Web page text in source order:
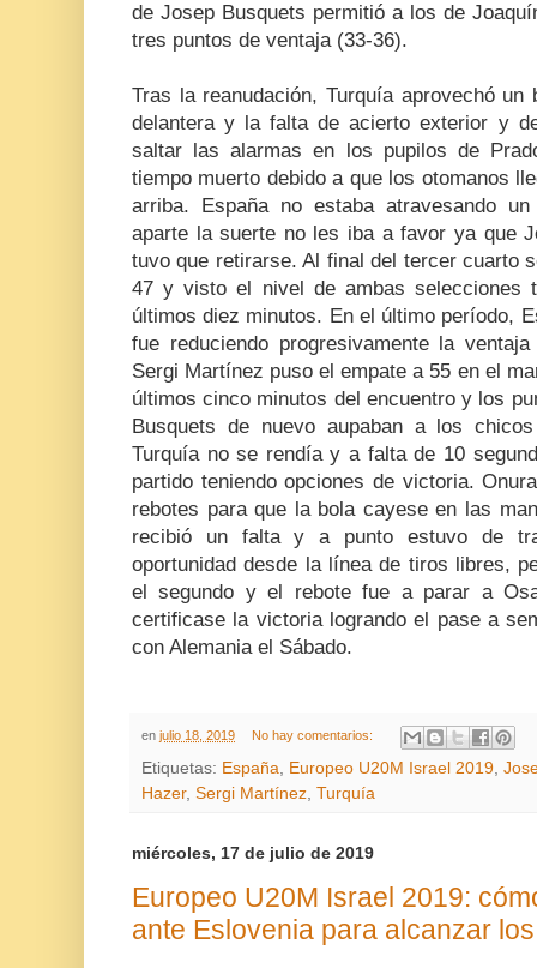
de Josep Busquets permitió a los de
tres puntos de ventaja (33-36).
Tras la reanudación, Turquía aprovechó
delantera y la falta de acierto exterior y
saltar las alarmas en los pupilos de
tiempo muerto debido a que los otomanos
arriba. España no estaba atravesando
aparte la suerte no les iba a favor ya que
tuvo que retirarse. Al final del tercer cuarto
47 y visto el nivel de ambas selecciones
últimos diez minutos. En el último período,
fue reduciendo progresivamente la
Sergi Martínez puso el empate a 55 en el
últimos cinco minutos del encuentro y los
Busquets de nuevo aupaban a los
Turquía no se rendía y a falta de 10
partido teniendo opciones de victoria.
rebotes para que la bola cayese en las
recibió un falta y a punto estuvo de
oportunidad desde la línea de tiros libres,
el segundo y el rebote fue a parar a
certificase la victoria logrando el pase a
con Alemania el Sábado.
en julio 18, 2019 No hay comentarios:
Etiquetas: España Europeo U20M Israel 2019
Hazer, Sergi Martínez Turquía
miércoles, 17 de julio de 2019
Europeo U20M Israel 2019:
ante Eslovenia para alcanzar